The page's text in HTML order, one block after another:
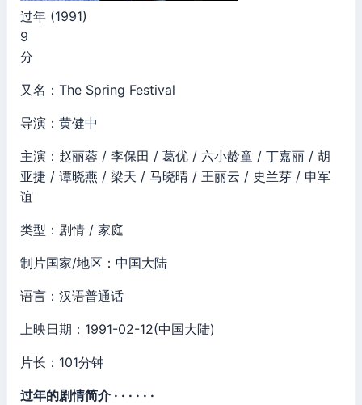
过年 (1991)
9
分
又名：The Spring Festival
导演：黄健中
主演：赵丽蓉 / 李保田 / 葛优 / 六小龄童 / 丁嘉丽 / 胡
亚捷 / 谭晓燕 / 梁天 / 马晓晴 / 王丽云 / 史兰芽 / 申军
谊
类型：剧情 / 家庭
制片国家/地区：中国大陆
语言：汉语普通话
上映日期：1991-02-12(中国大陆)
片长：101分钟
过年的剧情简介 · · · · · ·